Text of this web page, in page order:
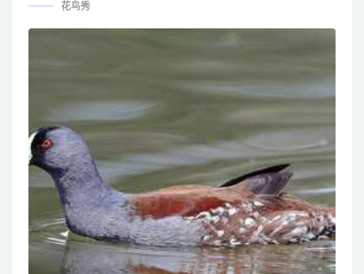
花鸟秀